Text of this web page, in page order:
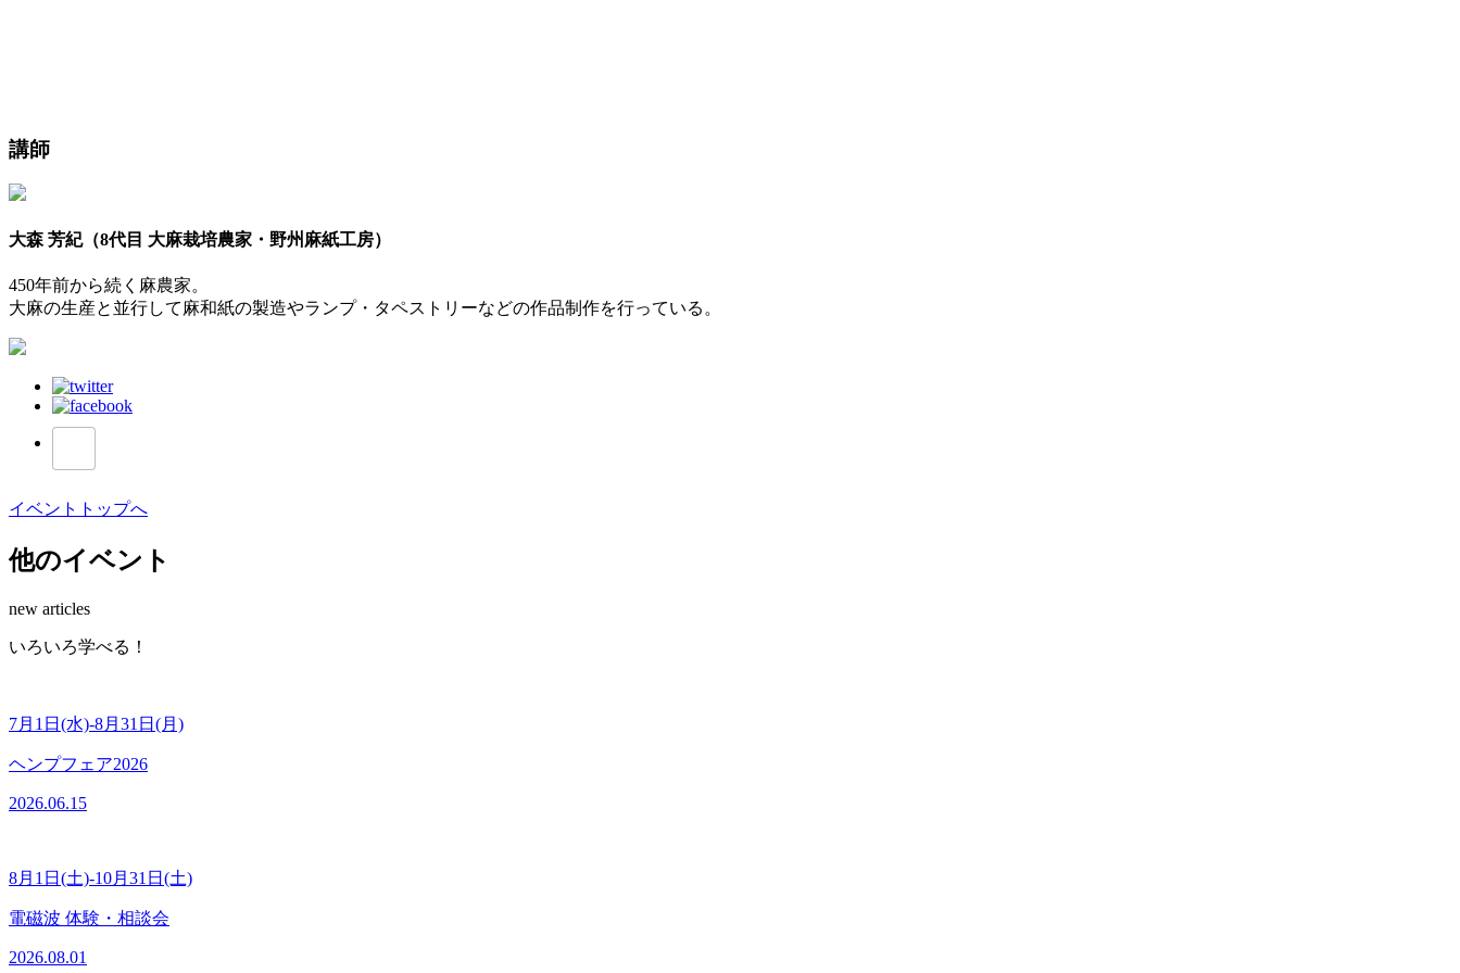
講師
大森 芳紀（8代目 大麻栽培農家・野州麻紙工房）
450年前から続く麻農家。
大麻の生産と並行して麻和紙の製造やランプ・タペストリーなどの作品制作を行っている。
イベントトップへ
他のイベント
new articles
いろいろ学べる！
7月1日(水)-8月31日(月)
ヘンプフェア2026
2026.06.15
8月1日(土)-10月31日(土)
電磁波 体験・相談会
2026.08.01